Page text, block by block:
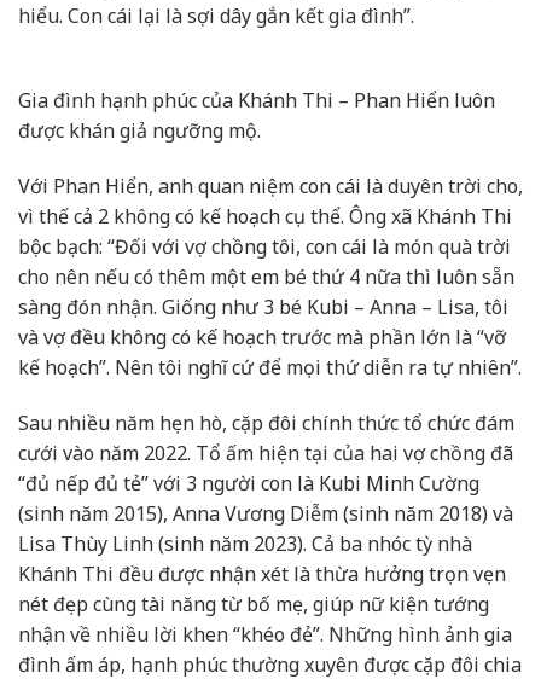
hiểu. Con cái lại là sợi dây gắn kết gia đình”.
Gia đình hạnh phúc của Khánh Thi – Phan Hiển luôn
được khán giả ngưỡng mộ.
Với Phan Hiển, anh quan niệm con cái là duyên trời cho,
vì thế cả 2 không có kế hoạch cụ thể. Ông xã Khánh Thi
bộc bạch: “Đối với vợ chồng tôi, con cái là món quà trời
cho nên nếu có thêm một em bé thứ 4 nữa thì luôn sẵn
sàng đón nhận. Giống như 3 bé Kubi – Anna – Lisa, tôi
và vợ đều không có kế hoạch trước mà phần lớn là “vỡ
kế hoạch”. Nên tôi nghĩ cứ để mọi thứ diễn ra tự nhiên”.
Sau nhiều năm hẹn hò, cặp đôi chính thức tổ chức đám
cưới vào năm 2022. Tổ ấm hiện tại của hai vợ chồng đã
“đủ nếp đủ tẻ” với 3 người con là Kubi Minh Cường
(sinh năm 2015), Anna Vương Diễm (sinh năm 2018) và
Lisa Thùy Linh (sinh năm 2023). Cả ba nhóc tỳ nhà
Khánh Thi đều được nhận xét là thừa hưởng trọn vẹn
nét đẹp cùng tài năng từ bố mẹ, giúp nữ kiện tướng
nhận về nhiều lời khen “khéo đẻ”. Những hình ảnh gia
đình ấm áp, hạnh phúc thường xuyên được cặp đôi chia